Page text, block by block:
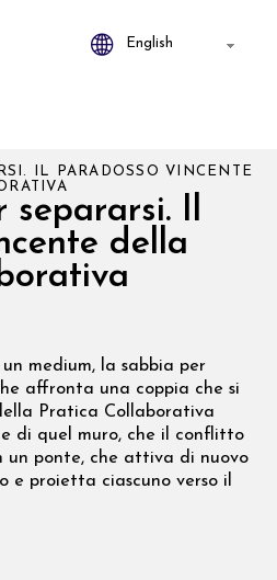
separarsi. Il
della
IL PARADOSSO VINCENTE
medium, la sabbia per
affronta una coppia che si
Pratica Collaborativa
di quel muro, che il conflitto
un ponte, che attiva di nuovo
e proietta ciascuno verso il